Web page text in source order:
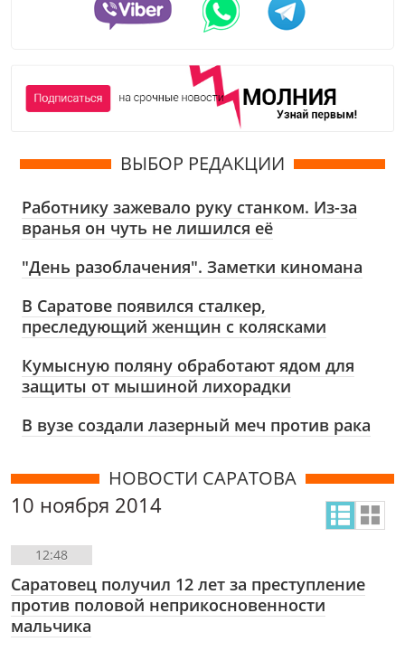
ВЫБОР РЕДАКЦИИ
Работнику зажевало руку станком. Из-за
вранья он чуть не лишился её
"День разоблачения". Заметки киномана
В Саратове появился сталкер,
преследующий женщин с колясками
Кумысную поляну обработают ядом для
защиты от мышиной лихорадки
В вузе создали лазерный меч против рака
НОВОСТИ САРАТОВА
10 ноября 2014
12:48
Саратовец получил 12 лет за преступление
против половой неприкосновенности
мальчика